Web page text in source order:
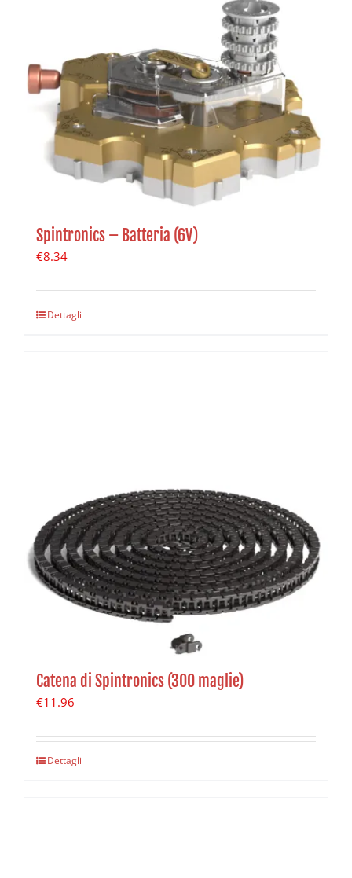
Spintronics – Batteria (6V)
€8.34
Dettagli
Catena di Spintronics (300 maglie)
€11.96
Dettagli